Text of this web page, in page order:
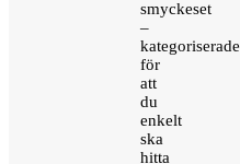
smyckeset
–
kategoriserade
för
att
du
enkelt
ska
hitta